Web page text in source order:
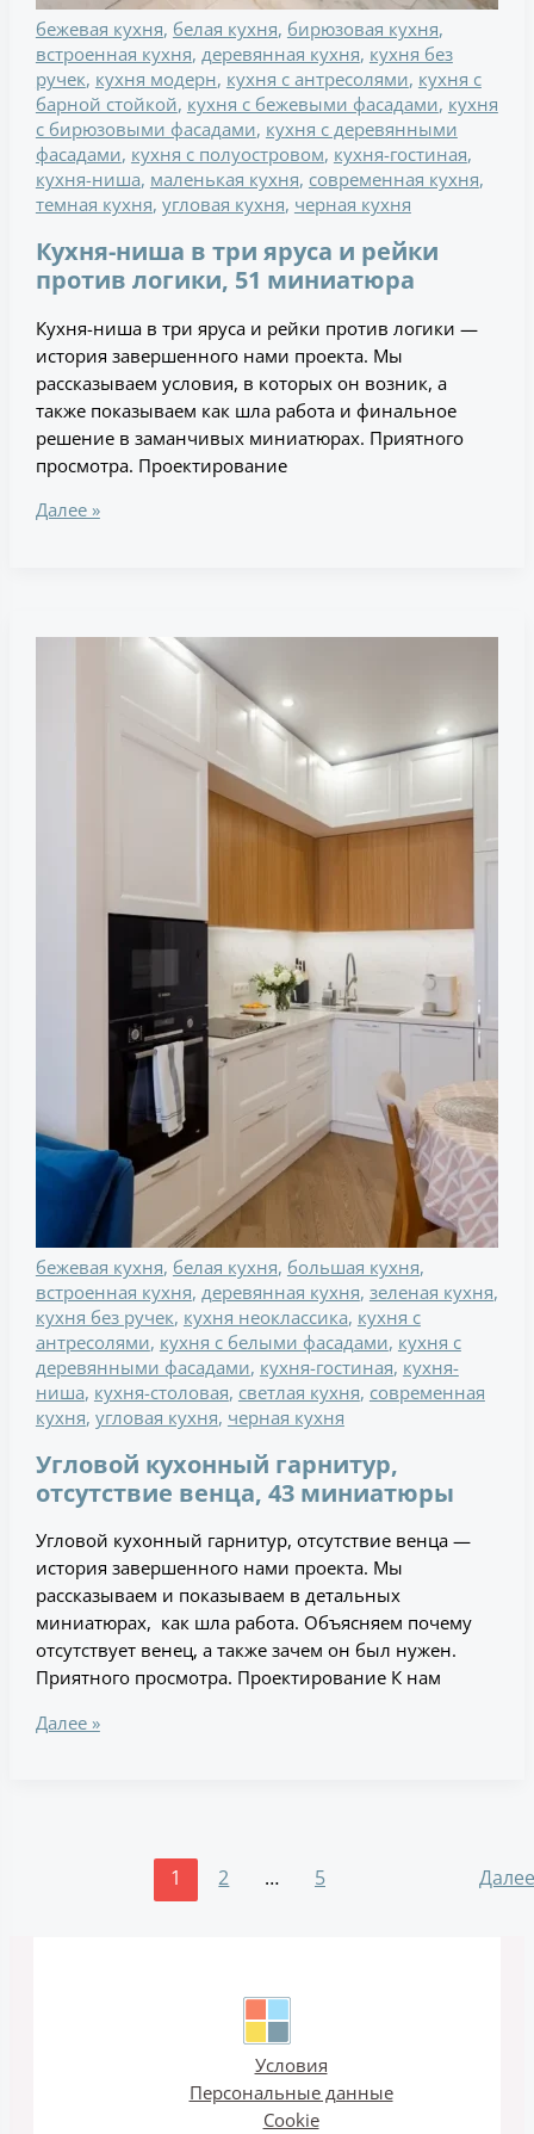
бежевая кухня, белая кухня, бирюзовая кухня,
встроенная кухня, деревянная кухня, кухня без
ручек, кухня модерн, кухня с антресолями, кухня с
барной стойкой, кухня с бежевыми фасадами, кухня
с бирюзовыми фасадами, кухня с деревянными
фасадами, кухня с полуостровом, кухня-гостиная,
кухня-ниша, маленькая кухня, современная кухня,
темная кухня, угловая кухня, черная кухня
Кухня-ниша в три яруса и рейки
против логики, 51 миниатюра
Кухня-ниша в три яруса и рейки против логики —
история завершенного нами проекта. Мы
рассказываем условия, в которых он возник, а
также показываем как шла работа и финальное
решение в заманчивых миниатюрах. Приятного
просмотра. Проектирование
Далее »
бежевая кухня, белая кухня, большая кухня,
встроенная кухня, деревянная кухня, зеленая кухня,
кухня без ручек, кухня неоклассика, кухня с
антресолями, кухня с белыми фасадами, кухня с
деревянными фасадами, кухня-гостиная, кухня-
ниша, кухня-столовая, светлая кухня, современная
кухня, угловая кухня, черная кухня
Угловой кухонный гарнитур,
отсутствие венца, 43 миниатюры
Угловой кухонный гарнитур, отсутствие венца —
история завершенного нами проекта. Мы
рассказываем и показываем в детальных
миниатюрах, как шла работа. Объясняем почему
отсутствует венец, а также зачем он был нужен.
Приятного просмотра. Проектирование К нам
Далее »
1 2 … 5
Условия
Персональные данные
Cookie